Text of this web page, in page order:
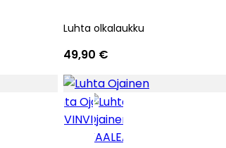
Luhta olkalaukku
49,90 €